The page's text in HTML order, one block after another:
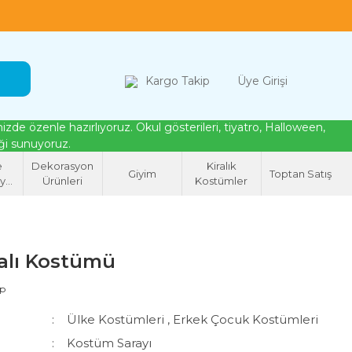
Kargo Takip Üye Girişi
özenle hazırlıyoruz. Okul gösterileri, tiyatro, Halloween,
sunuyoruz.
Dekorasyon
Ürünleri
Giyim
Kiralık
Kostümler
Toptan Satış
Kostümü
Ülke Kostümleri , Erkek Çocuk Kostümleri
Kostüm Sarayı